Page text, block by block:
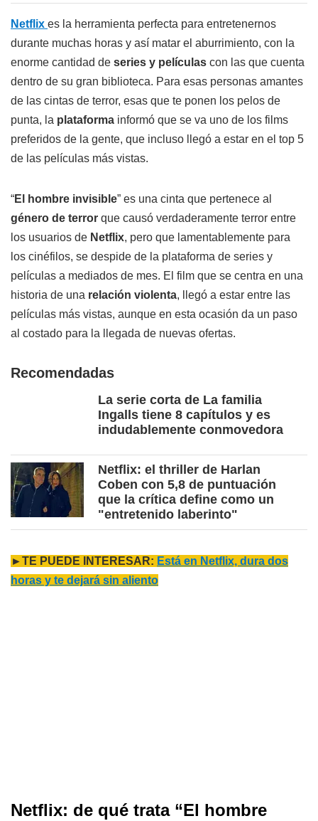
Netflix es la herramienta perfecta para entretenernos
durante muchas horas y así matar el aburrimiento, con la
enorme cantidad de series y películas con las que cuenta
dentro de su gran biblioteca. Para esas personas amantes
de las cintas de terror, esas que te ponen los pelos de
punta, la plataforma informó que se va uno de los films
preferidos de la gente, que incluso llegó a estar en el top 5
de las películas más vistas.
“El hombre invisible” es una cinta que pertenece al
género de terror que causó verdaderamente terror entre
los usuarios de Netflix, pero que lamentablemente para
los cinéfilos, se despide de la plataforma de series y
películas a mediados de mes. El film que se centra en una
historia de una relación violenta, llegó a estar entre las
películas más vistas, aunque en esta ocasión da un paso
al costado para la llegada de nuevas ofertas.
Recomendadas
La serie corta de La familia
Ingalls tiene 8 capítulos y es
indudablemente conmovedora
Netflix: el thriller de Harlan
Coben con 5,8 de puntuación
que la crítica define como un
"entretenido laberinto"
►TE PUEDE INTERESAR: Está en Netflix, dura dos
horas y te dejará sin aliento
Netflix: de qué trata “El hombre